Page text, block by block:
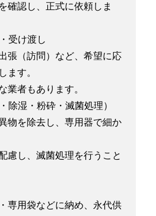
確認し、正式に依頼しま
受け渡し
張（訪問）など、希望に応
ます。
業者もあります。
除湿・粉砕・滅菌処理）
物を除去し、専用器で細か
慮し、滅菌処理を行うこと
専用袋などに納め、永代供